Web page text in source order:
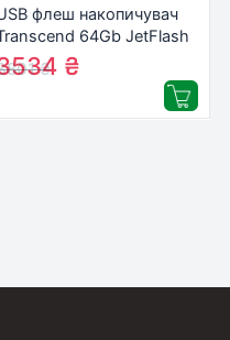
флеш накопичувач
64Gb JetFlash
(TS64GJF780)
₴ ₴